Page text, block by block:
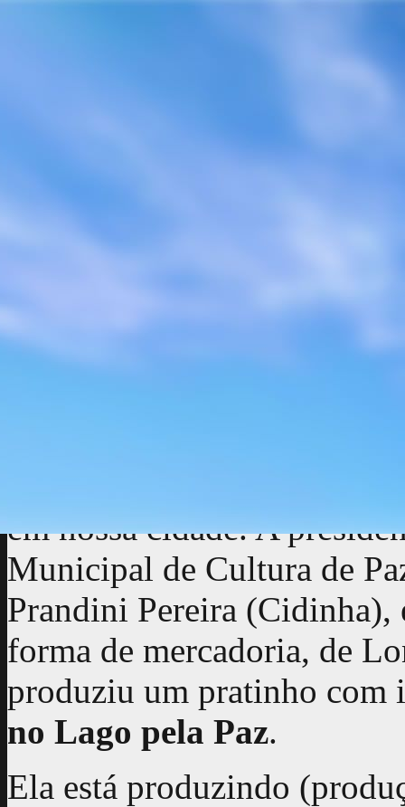
Mídia de Paz
Eventos
Contato
Home
em nossa cidade. A
Municipal de Cultura de
Prandini Pereira (Cidinha),
forma de mercadoria, de
produziu um pratinho com
no Lago pela Paz.
Ela está produzindo